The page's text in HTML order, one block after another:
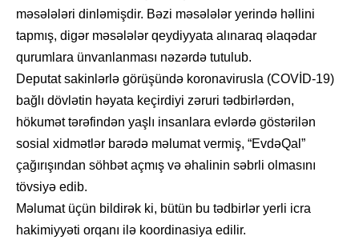
məsələləri dinləmişdir. Bəzi məsələlər yerində həllini
tapmış, digər məsələlər qeydiyyata alınaraq əlaqədar
qurumlara ünvanlanması nəzərdə tutulub.
Deputat sakinlərlə görüşündə koronavirusla (COVİD-19)
bağlı dövlətin həyata keçirdiyi zəruri tədbirlərdən,
hökumət tərəfindən yaşlı insanlara evlərdə göstərilən
sosial xidmətlər barədə məlumat vermiş, “EvdəQal”
çağırışından söhbət açmış və əhalinin səbrli olmasını
tövsiyə edib.
Məlumat üçün bildirək ki, bütün bu tədbirlər yerli icra
hakimiyyəti orqanı ilə koordinasiya edilir.